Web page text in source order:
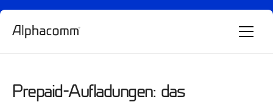
Prepaid-Aufladungen: das